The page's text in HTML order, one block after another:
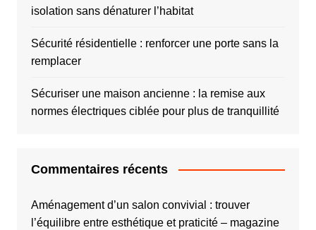
isolation sans dénaturer l’habitat
Sécurité résidentielle : renforcer une porte sans la
remplacer
Sécuriser une maison ancienne : la remise aux
normes électriques ciblée pour plus de tranquillité
Commentaires récents
Aménagement d’un salon convivial : trouver
l’équilibre entre esthétique et praticité – magazine